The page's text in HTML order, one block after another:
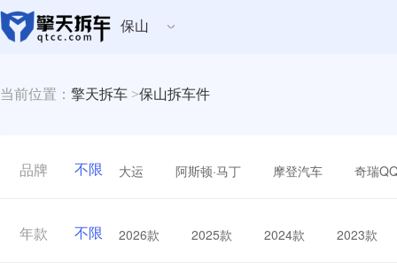
保山
当前位置： 擎天拆车 >保山拆车件
品牌 不限 大运 阿斯顿·马丁 摩登汽车 奇瑞
年款 不限 2026款 2025款 2024款 2023款